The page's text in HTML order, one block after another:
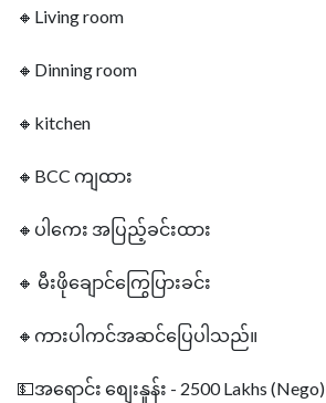
🔸Living room
🔸Dinning room
🔸kitchen
🔸BCC ကျထား
🔸ပါကေး အပြည့်ခင်းထား
🔸 မီးဖိုချော‌င်ကြွေပြားခင်း
🔸ကားပါကင်အဆင်ပြေပါသည်။
💵အရောင်း စျေးနူန်း - 2500 Lakhs (Nego)